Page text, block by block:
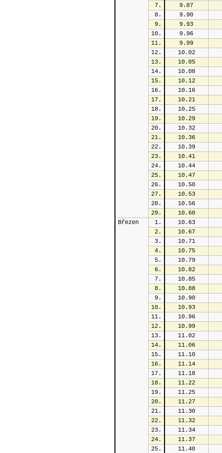
7.
9.87
8.
9.90
9.
9.93
10.
9.96
11.
9.99
12.
10.02
13.
10.05
14.
10.08
15.
10.12
16.
10.16
17.
10.21
18.
10.25
19.
10.29
20.
10.32
21.
10.36
22.
10.39
23.
10.41
24.
10.44
25.
10.47
26.
10.50
27.
10.53
28.
10.56
29.
10.60
Březen
1.
10.63
2.
10.67
3.
10.71
4.
10.75
5.
10.79
6.
10.82
7.
10.85
8.
10.88
9.
10.90
10.
10.93
11.
10.96
12.
10.99
13.
11.02
14.
11.06
15.
11.10
16.
11.14
17.
11.18
18.
11.22
19.
11.25
20.
11.27
21.
11.30
22.
11.32
23.
11.34
24.
11.37
25.
11.40